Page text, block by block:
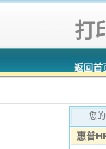
打
返回首
您
惠普